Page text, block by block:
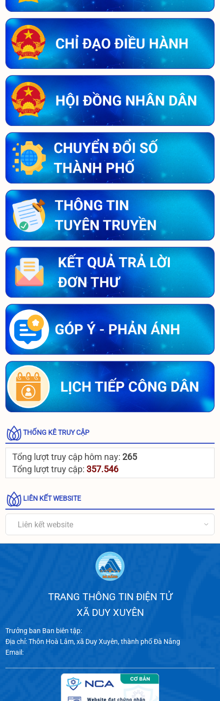
THỐNG KÊ TRUY CẬP
Tổng lượt truy cập hôm nay: 265
Tổng lượt truy cập:357.546
LIÊN KẾT WEBSITE
Liên kết website
TRANG THÔNG TIN ĐIỆN TỬ
XÃ DUY XUYÊN
Trưởng ban Ban biên tập:
Địa chỉ: Thôn Hoà Lâm, xã Duy Xuyên, thành phố Đà Nẵng
Email: